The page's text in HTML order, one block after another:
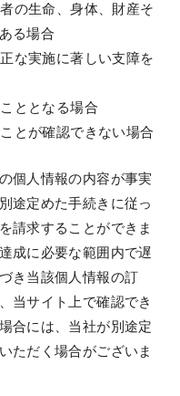
の生命、身体、財産そ
る場合
な実施に著しい支障を
ととなる場合
とが確認できない場合
個人情報の内容が事実
途定めた手続きに従っ
請求することができま
成に必要な範囲内で遅
き当該個人情報の訂
当サイト上で確認でき
合には、当社が別途定
ただく場合がございま